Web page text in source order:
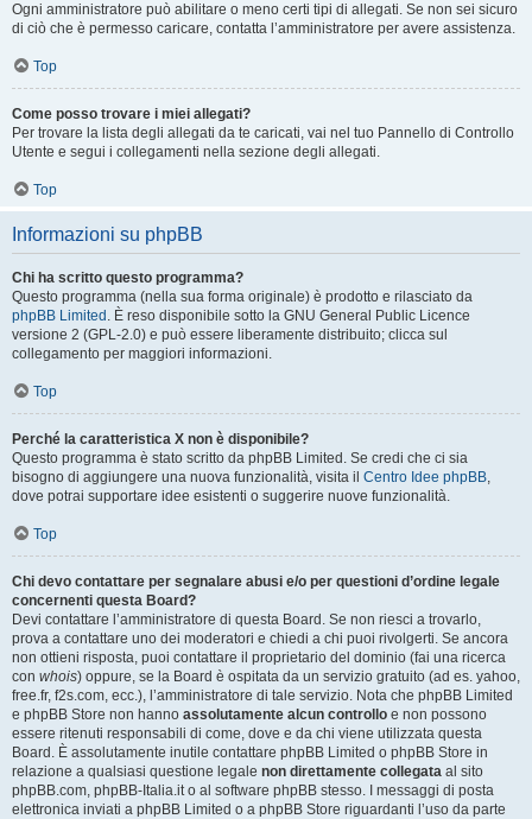
Ogni amministratore può abilitare o meno certi tipi di allegati. Se non sei sicuro
di ciò che è permesso caricare, contatta l’amministratore per avere assistenza.
Top
Come posso trovare i miei allegati?
Per trovare la lista degli allegati da te caricati, vai nel tuo Pannello di Controllo
Utente e segui i collegamenti nella sezione degli allegati.
Top
Informazioni su phpBB
Chi ha scritto questo programma?
Questo programma (nella sua forma originale) è prodotto e rilasciato da
phpBB Limited . È reso disponibile sotto la GNU General Public Licence
versione 2 (GPL-2.0) e può essere liberamente distribuito; clicca sul
collegamento per maggiori informazioni.
Top
Perché la caratteristica X non è disponibile?
Questo programma è stato scritto da phpBB Limited. Se credi che ci sia
bisogno di aggiungere una nuova funzionalità, visita il Centro Idee phpBB,
dove potrai supportare idee esistenti o suggerire nuove funzionalità.
Top
Chi devo contattare per segnalare abusi e/o per questioni d’ordine legale
concernenti questa Board?
Devi contattare l’amministratore di questa Board. Se non riesci a trovarlo,
prova a contattare uno dei moderatori e chiedi a chi puoi rivolgerti. Se ancora
non ottieni risposta, puoi contattare il proprietario del dominio (fai una ricerca
con whois) oppure, se la Board è ospitata da un servizio gratuito (ad es. yahoo,
free.fr, f2s.com, ecc.), l’amministratore di tale servizio. Nota che phpBB Limited
e phpBB Store non hanno assolutamente alcun controllo e non possono
essere ritenuti responsabili di come, dove e da chi viene utilizzata questa
Board. È assolutamente inutile contattare phpBB Limited o phpBB Store in
relazione a qualsiasi questione legale non direttamente collegata al sito
phpBB.com, phpBB-Italia.it o al software phpBB stesso. I messaggi di posta
elettronica inviati a phpBB Limited o a phpBB Store riguardanti l’uso da parte